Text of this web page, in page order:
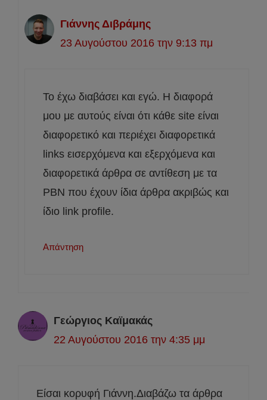
Γιάννης Διβράμης
23 Αυγούστου 2016 την 9:13 πμ
Το έχω διαβάσει και εγώ. Η διαφορά
μου με αυτούς είναι ότι κάθε site είναι
διαφορετικό και περιέχει διαφορετικά
links εισερχόμενα και εξερχόμενα και
διαφορετικά άρθρα σε αντίθεση με τα
PBN που έχουν ίδια άρθρα ακριβώς και
ίδιο link profile.
Απάντηση
Γεώργιος Καϊμακάς
22 Αυγούστου 2016 την 4:35 μμ
Είσαι κορυφή Γιάννη.Διαβάζω τα άρθρα